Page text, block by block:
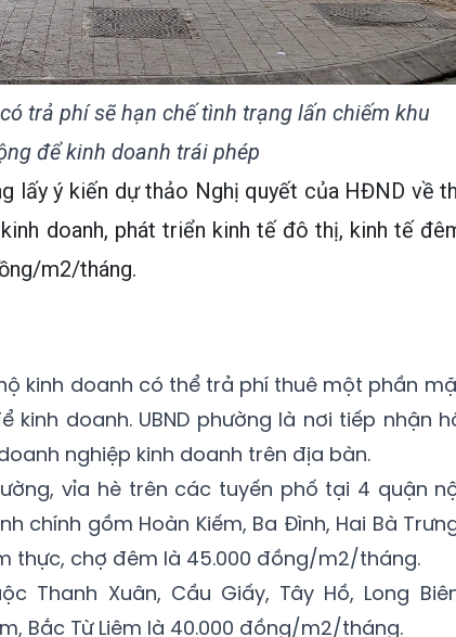
trả phí sẽ hạn chế tình trạng lấn chiếm khu
để kinh doanh trái phép
lấy ý kiến dự thảo Nghị quyết của HĐND về
doanh, phát triển kinh tế đô thị, kinh tế
m2/tháng.
kinh doanh có thể trả phí thuê một phần
doanh. UBND phường là nơi tiếp nhận
nghiệp kinh doanh trên địa bàn.
vỉa hè trên các tuyến phố tại 4 quận
chính gồm Hoàn Kiếm, Ba Đình, Hai Bà
thực, chợ đêm là 45.000 đồng/m2/tháng.
Thanh Xuân, Cầu Giấy, Tây Hồ, Long
Bắc Từ Liêm là 40.000 đồng/m2/tháng.